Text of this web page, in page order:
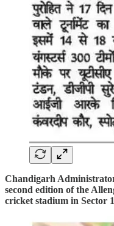
Chandigarh
second edition of the
cricket stadium in Sector